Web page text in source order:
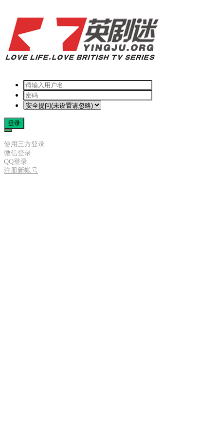
登录
使用三方登录
微信登录
QQ登录
注册新帐号